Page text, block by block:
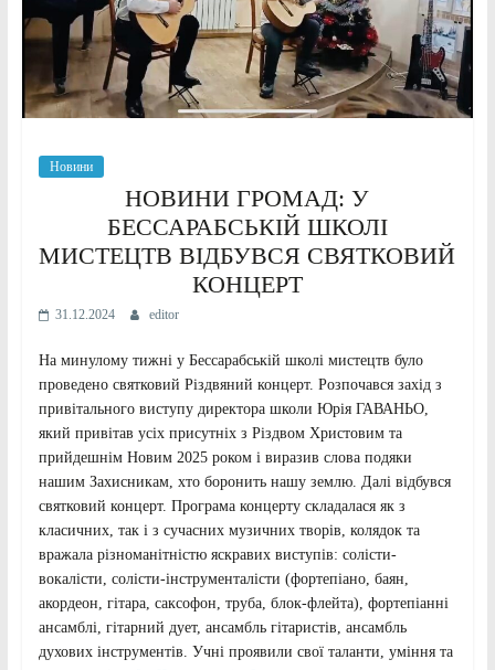
Новини
НОВИНИ ГРОМАД: У
БЕССАРАБСЬКІЙ ШКОЛІ
МИСТЕЦТВ ВІДБУВСЯ СВЯТКОВИЙ
КОНЦЕРТ
31.12.2024 editor
На минулому тижні у Бессарабській школі мистецтв було
проведено святковий Різдвяний концерт. Розпочався захід з
привітального виступу директора школи Юрія ГАВАНЬО,
який привітав усіх присутніх з Різдвом Христовим та
прийдешнім Новим 2025 роком і виразив слова подяки
нашим Захисникам, хто боронить нашу землю. Далі відбувся
святковий концерт. Програма концерту складалася як з
класичних, так і з сучасних музичних творів, колядок та
вражала різноманітністю яскравих виступів: солісти-
вокалісти, солісти-інструменталісти (фортепіано, баян,
акордеон, гітара, саксофон, труба, блок-флейта), фортепіанні
ансамблі, гітарний дует, ансамбль гітаристів, ансамбль
духових інструментів. Учні проявили свої таланти, уміння та